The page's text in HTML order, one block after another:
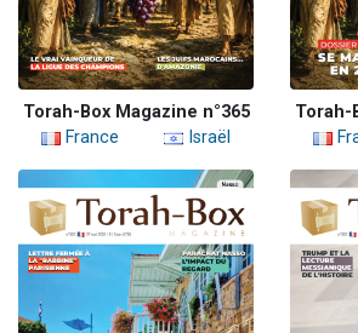
Torah-Box Magazine n°365
France
Israël
Torah-